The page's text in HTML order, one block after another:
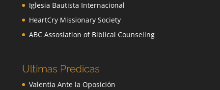
Iglesia Bautista Internacional
HeartCry Missionary Society
ABC Assosiation of Biblical Counseling
Ultimas Predicas
Valentía Ante la Oposición